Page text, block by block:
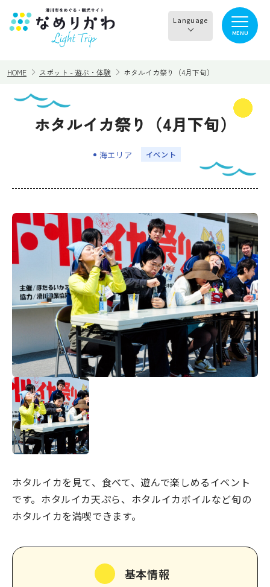
Language
한국어
简体中文
MENU
見る 食べる
遊ぶ・体験 買う・お土産
イベント情報 なめりかわめぐり
レンタサイクル 滑川から○○へ！サイク
リングコース
宿場町を歩こう！なめり
かわ宿場回廊
HOME
お知らせ
なめりかワット？
滑川ってどんなところ？
写真で見るなめりかわ
滑川とホタルイカ
なめりかわ"達人"名鑑
デジタルパンフレット
なめりかわ観光パートナー
会員入会案内
HOME スポット - 遊ぶ・体験 ホタルイカ祭り（4月下旬）
ホタルイカ祭り（4月下旬）
海エリア イベント
ホタルイカを見て、食べて、遊んで楽しめるイベント
です。ホタルイカ天ぷら、ホタルイカボイルなど旬の
ホタルイカを満喫できます。
基本情報